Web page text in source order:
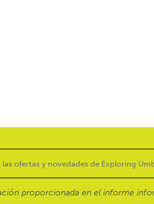
proporcionada en el informe